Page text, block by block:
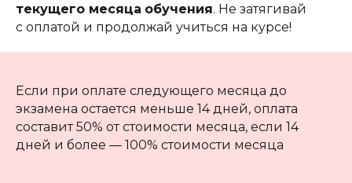
текущего месяца обучения. Не затягивай
с оплатой и продолжай учиться на курсе!
Если при оплате следующего месяца до
экзамена остается меньше 14 дней, оплата
составит 50% от стоимости месяца, если 14
дней и более — 100% стоимости месяца